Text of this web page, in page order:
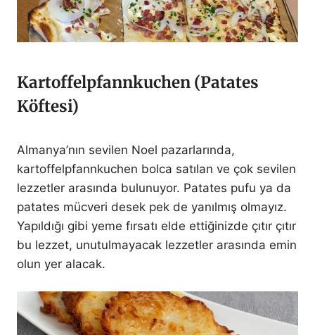
Kartoffelpfannkuchen (Patates
Köftesi)
Almanya’nın sevilen Noel pazarlarında,
kartoffelpfannkuchen bolca satılan ve çok sevilen
lezzetler arasında bulunuyor. Patates pufu ya da
patates mücveri desek pek de yanılmış olmayız.
Yapıldığı gibi yeme fırsatı elde ettiğinizde çıtır çıtır
bu lezzet, unutulmayacak lezzetler arasında emin
olun yer alacak.